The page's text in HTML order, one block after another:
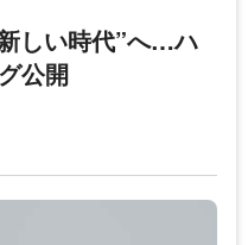
しい時代”へ…ハ
公開